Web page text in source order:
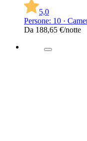
5,0
Persone: 10 ·
Da 188,65 €/notte